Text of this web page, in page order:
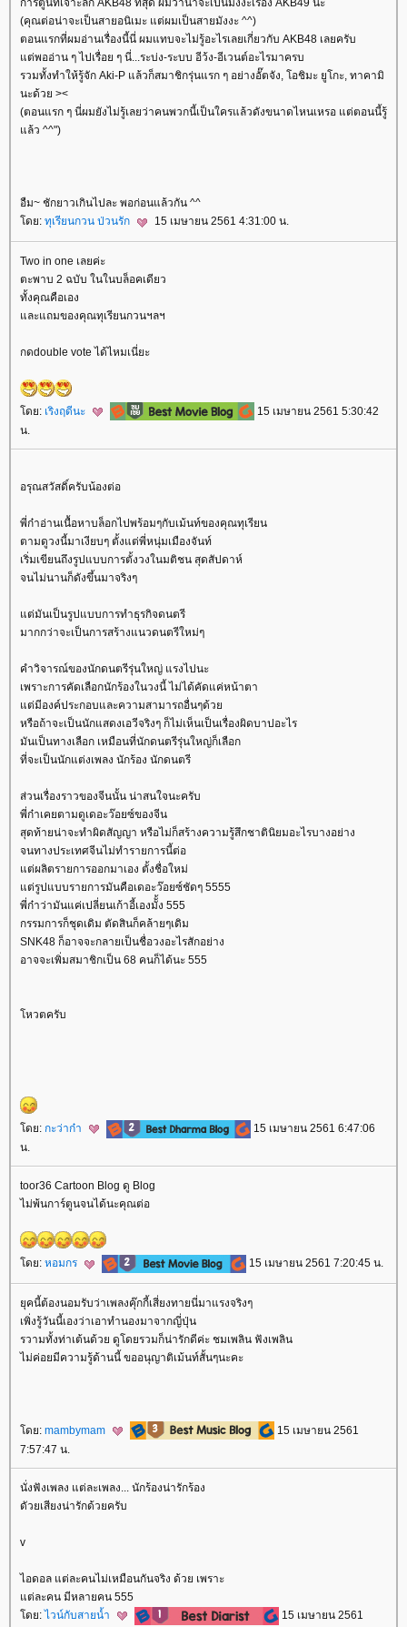
การ์ตูนที่เจาะลึก AKB48 ที่สุด ผมว่าน่าจะเป็นมังงะเรื่อง AKB49 นะ
(คุณต่อน่าจะเป็นสายอนิเมะ แต่ผมเป็นสายมังงะ ^^)
ตอนแรกที่ผมอ่านเรื่องนี้นี่ ผมแทบจะไม่รู้อะไรเลยเกี่ยวกับ AKB48 เลยครับ
ต่พออ่าน ๆ ไปเรื่อย ๆ นี่...ระบ่ง-ระบบ อีว้ง-อีเวนต์อะไรมาครบ
รวมทั้งทำให้รู้จัก Aki-P แล้วก็สมาชิกรุ่นแรก ๆ อย่างอั๊ตจัง, โอชิมะ ยูโกะ, ทาคามิ
นะด้วย ><
(ตอนแรก ๆ นี่ผมยังไม่รู้เลยว่าคนพวกนี้เป็นใครแล้วดังขนาดไหนเหรอ แต่ตอนนี้รู้
ล้ว ^^")
อืม~ ชักยาวเกินไปละ พอก่อนแล้วกัน ^^
ดย: ทุเรียนกวน ป่วนรัก 15 เมษายน 2561 4:31:00 น.
Two in one เลยค่ะ
ตะพาบ 2 ฉบับ ในในบล็อคเดียว
ทั้งคุณคือเอง
ละแถมของคุณทุเรียนกวนฯลฯ
กดdouble vote ได้ไหมเนี่ยะ
ดย: เริงฤดีนะ
15 เมษายน 2561 5:30:42
น.
อรุณสวัสดิ์ครับน้องต่อ
พี่ก๋าอ่านเนื้อหาบล็อกไปพร้อมๆกับเม้นท์ของคุณทุเรียน
ตามดูวงนี้มาเงียบๆ ตั้งแต่พี่หนุ่มเมืองจันท์
เริ่มเขียนถึงรูปแบบการตั้งวงในมติชน สุดสัปดาห์
จนไม่นานก็ดังขึ้นมาจริงๆ
ต่มันเป็นรูปแบบการทำธุรกิจดนตรี
มากกว่าจะเป็นการสร้างแนวดนตรีใหม่ๆ
คำวิจารณ์ของนักดนตรีรุ่นใหญ่ แรงไปนะ
เพราะการคัดเลือกนักร้องในวงนี้ ไม่ได้คัดแค่หน้าตา
ต่มีองค์ประกอบและความสามารถอื่นๆด้ว
หรือถ้าจะเป็นนักแสดงเอวีจริงๆ ก็ไม่เห็นเป็นเรื่องผิดบาปอะไร
มันเป็นทางเลือก เหมือนที่นักดนตรีรุ่นใหญ่ก็เลือก
ที่จะเป็นนักแต่งเพลง นักร้อง นักดนตรี
ส่วนเรื่องราวของจีนนั้น น่าสนใจนะครับ
พี่ก๋าเคยตามดูเดอะว๊อยซ์ของจีน
สุดท้ายน่าจะทำผิดสัญญา หรือไม่ก็สร้างความรู้สึกชาตินิยมอะไรบางอย่าง
จนทางประเทศจีนไม่ทำรายการนี้ต่อ
ต่ผลิตรายการออกมาเอง ตั้งชื่อใหม่
ต่รูปแบบรายการมันคือเดอะว๊อยซ์ชัดๆ 5555
พี่ก๋าว่ามันแค่เปลี่ยนเก้าอี้เองมัั้ง 555
กรรมการก็ชุดเดิม ตัดสินก็คล้ายๆเดิม
SNK48 ก็อาจจะกลายเป็นชื่อวงอะไรสักอย่าง
อาจจะเพิ่มสมาชิกเป็น 68 คนก็ได้นะ 555
หวตครับ
ดย: กะว่าก๋า
15 เมษายน 2561 6:47:06
น.
toor36 Cartoon Blog ดู Blog
ไม่พ้นการ์ตูนจนได้นะคุณต่อ
ดย: หอมกร 15 เมษายน 2561 7:20:45 น.
ุคนี้ต้องนอมรับว่าเพลงคุ๊กกี้เสี่ยงทายนี่มาแรงจริงๆ
เพิ่งรู้วันนี้เองว่าเอาทำนองมาจากญี่ปุ่น
รวามทั้งท่าเต้นด้วย ดูโดยรวมก็น่ารักดีค่ะ ชมเพลิน ฟังเพลิน
ไม่ค่อยมีความรู้ด้านนี้ ขออนุญาติเม้นท์สั้นๆนะคะ
ดย: mambymam
15 เมษายน 2561
7:57:47 น.
นั่งฟังเพลง แต่ละเพลง... นักร้องน่ารักร้อง
ดัวยเสียงน่ารักด้วยครับ
v
ไอดอล แต่ละคนไม่เหมือนกันจริง ด้วย เพราะ
ต่ละคน มีหลายคน 555
ดย: ไวน์กับสายน้ำ
15 เมษายน 2561